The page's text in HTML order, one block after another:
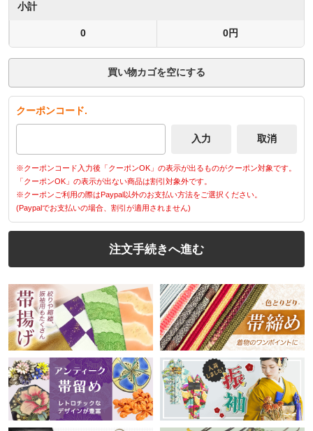
小計
0 0円
買い物カゴを空にする
クーポンコード.
※クーポンコード入力後「クーポンOK」の表示が出るものがクーポン対象です。
「クーポンOK」の表示が出ない商品は割引対象外です。
※クーポンご利用の際はPaypal以外のお支払い方法をご選択ください。
(Paypalでお支払いの場合、割引が適用されません)
注文手続きへ進む